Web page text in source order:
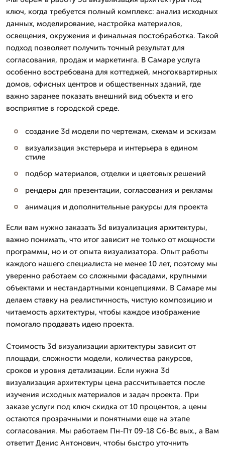
ключ, когда требуется полный комплекс: анализ исходных
данных, моделирование, настройка материалов,
освещения, окружения и финальная постобработка. Такой
подход позволяет получить точный результат для
согласования, продаж и маркетинга. В Самаре услуга
особенно востребована для коттеджей, многоквартирных
домов, офисных центров и общественных зданий, где
важно заранее показать внешний вид объекта и его
восприятие в городской среде.
создание 3d модели по чертежам, схемам и эскизам
визуализация экстерьера и интерьера в едином
стиле
подбор материалов, отделки и цветовых решений
рендеры для презентации, согласования и рекламы
анимация и дополнительные ракурсы для проекта
Если вам нужно заказать 3d визуализация архитектуры,
важно понимать, что итог зависит не только от мощности
программы, но и от опыта визуализатора. Опыт работы
каждого нашего специалиста не менее 10 лет, поэтому мы
уверенно работаем со сложными фасадами, крупными
объектами и нестандартными концепциями. В Самаре мы
делаем ставку на реалистичность, чистую композицию и
читаемость архитектуры, чтобы каждое изображение
помогало продавать идею проекта.
Стоимость 3d визуализации архитектуры зависит от
площади, сложности модели, количества ракурсов,
сроков и уровня детализации. Если нужна 3d
визуализация архитектуры цена рассчитывается после
изучения исходных материалов и задач проекта. При
заказе услуги под ключ скидка от 10 процентов, а цены
остаются прозрачными и понятными еще на этапе
согласования. Мы работаем Пн-Пт 09-18 Сб-Вс вых., а Вам
ответит Денис Антонович, чтобы быстро уточнить